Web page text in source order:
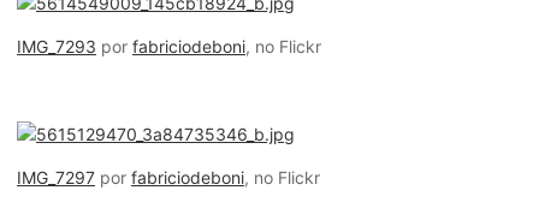
IMG_7293 por fabriciodeboni, no Flickr
IMG_7297 por fabriciodeboni, no Flickr